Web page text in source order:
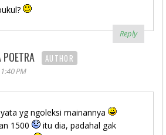
Reply
AUTHOR
PM
yg ngoleksi mainannya
1500
itu dia, padahal gak